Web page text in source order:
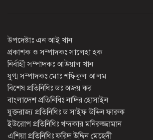
উপদেষ্টাঃ এন আই খান
প্রকাশক ও সম্পাদকঃ সালেহা হক
নির্বাহী সম্পাদকঃ আউয়াল খান
যুগ্ম সম্পাদকঃ মোঃ শফিকুল আলম
বিশেষ প্রতিনিধিঃ ডঃ অজয় কর
বাংলাদেশ প্রতিনিধিঃ নাদির হোসাইন
যুক্তরাজ্য প্রতিনিধিঃ ড সাইফ উদ্দিন ফারুক
ইউরোপ প্রতিনিধিঃ খন্দকার মনিরুজ্জামান
এশিয়া প্রতিনিধিঃ ফরিদ উদ্দিন মেহেদী